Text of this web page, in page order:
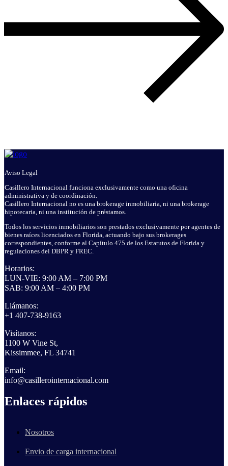
Aviso Legal
Casillero Internacional funciona exclusivamente como una oficina
administrativa y de coordinación.
Casillero Internacional no es una brokerage inmobiliaria, ni una brokerage
hipotecaria, ni una institución de préstamos.
Todos los servicios inmobiliarios son prestados exclusivamente por agentes de
bienes raíces licenciados en Florida, actuando bajo sus brokerages
correspondientes, conforme al Capítulo 475 de los Estatutos de Florida y
regulaciones del DBPR y FREC.
Horarios:
LUN-VIE: 9:00 AM – 7:00 PM
SAB: 9:00 AM – 4:00 PM
Llámanos:
+1 407-738-9163
Visítanos:
1100 W Vine St,
Kissimmee, FL 34741
Email:
info@casillerointernacional.com
Enlaces rápidos
Nosotros
Envio de carga internacional